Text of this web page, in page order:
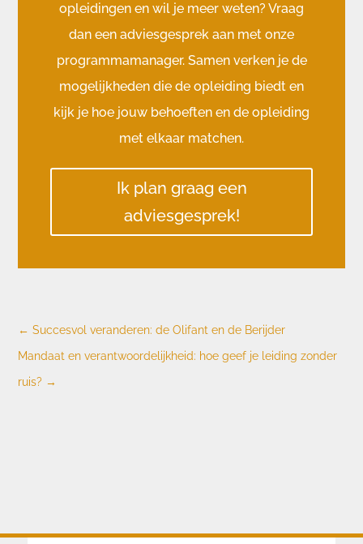
opleidingen en wil je meer weten? Vraag
dan een adviesgesprek aan met onze
programmamanager. Samen verken je de
mogelijkheden die de opleiding biedt en
kijk je hoe jouw behoeften en de opleiding
met elkaar matchen.
Ik plan graag een
adviesgesprek!
←Succesvol veranderen: de Olifant en de Berijder
Mandaat en verantwoordelijkheid: hoe geef je leiding zonder
ruis? →